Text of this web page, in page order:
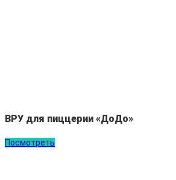
ВРУ для пиццерии «ДоДо»
Посмотреть